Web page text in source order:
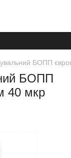
БОПП
БОПП
40 мкр